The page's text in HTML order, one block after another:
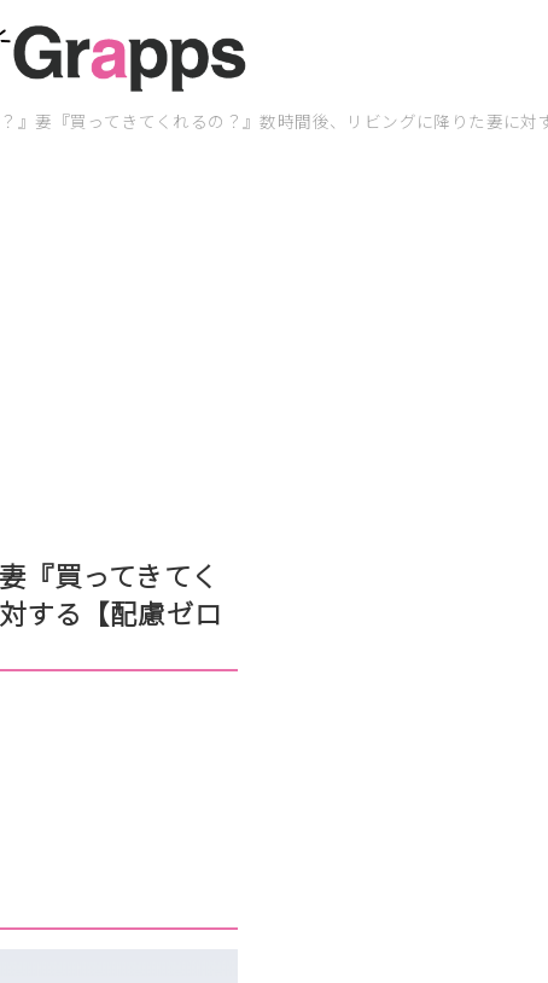
』妻『買ってきてくれるの？』数時間後、リビングに降りた妻に対
『買ってきてく
する【配慮ゼロ